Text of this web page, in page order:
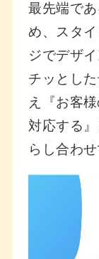
最先端で
め、スタ
ジでデザ
チッとし
え『お客
対応する
らし合わせ